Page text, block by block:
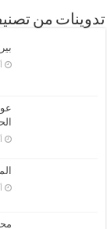
تدوينات من